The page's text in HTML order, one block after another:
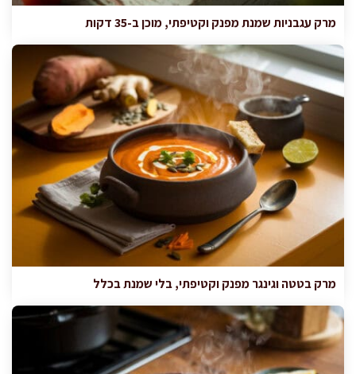
מרק עגבניות שמנת מפנק וקטיפתי, מוכן ב-35 דקות
מרק בטטה וגינגר מפנק וקטיפתי, בלי שמנת בכלל